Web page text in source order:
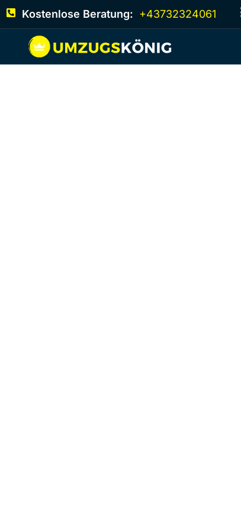
Kostenlose Beratung: +43732324061